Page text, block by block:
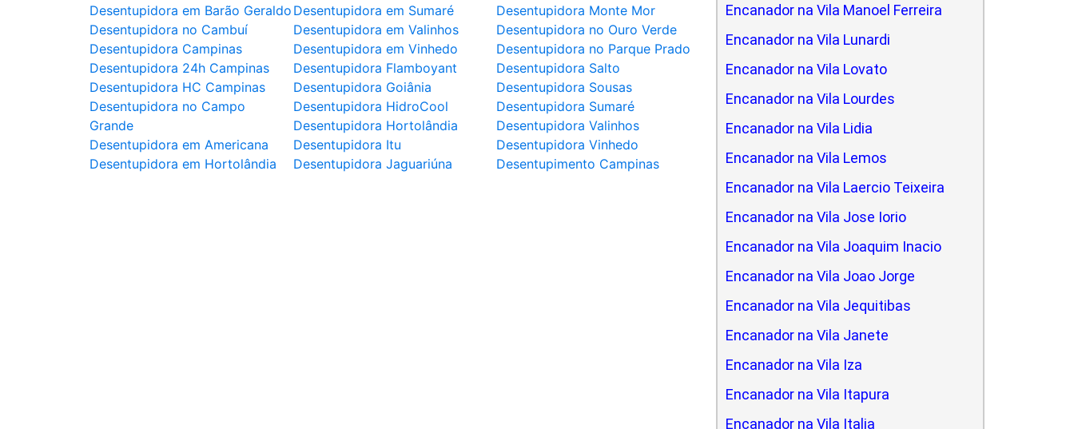
Desentupidora em Barão Geraldo
Desentupidora no Cambuí
Desentupidora Campinas
Desentupidora 24h Campinas
Desentupidora HC Campinas
Desentupidora no Campo
Grande
Desentupidora em Americana
Desentupidora em Hortolândia
Desentupidora em Sumaré
Desentupidora em Valinhos
Desentupidora em Vinhedo
Desentupidora Flamboyant
Desentupidora Goiânia
Desentupidora HidroCool
Desentupidora Hortolândia
Desentupidora Itu
Desentupidora Jaguariúna
Desentupidora Monte Mor
Desentupidora no Ouro Verde
Desentupidora no Parque Prado
Desentupidora Salto
Desentupidora Sousas
Desentupidora Sumaré
Desentupidora Valinhos
Desentupidora Vinhedo
Desentupimento Campinas
Encanador na Vila Manoel Ferreira
Encanador na Vila Lunardi
Encanador na Vila Lovato
Encanador na Vila Lourdes
Encanador na Vila Lidia
Encanador na Vila Lemos
Encanador na Vila Laercio Teixeira
Encanador na Vila Jose Iorio
Encanador na Vila Joaquim Inacio
Encanador na Vila Joao Jorge
Encanador na Vila Jequitibas
Encanador na Vila Janete
Encanador na Vila Iza
Encanador na Vila Itapura
Encanador na Vila Italia